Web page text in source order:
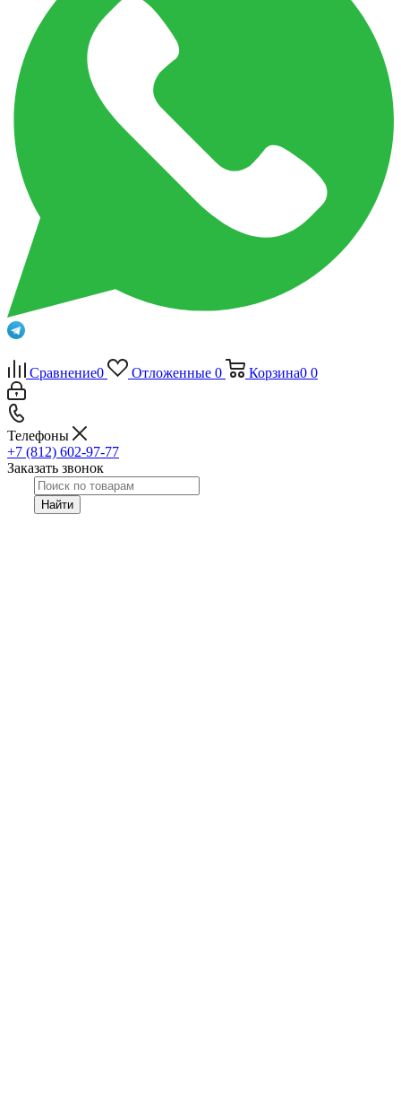
Сравнение0 Отложенные 0 Корзина0 0
Телефоны
+7 (812) 602-97-77
Заказать звонок
Найти